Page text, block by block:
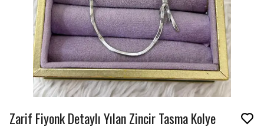
Zarif Fiyonk Detaylı Yılan Zincir Tasma Kolye